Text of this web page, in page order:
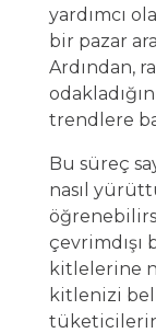
yardımcı
bir pazar
Ardından,
trendlere
Bu süreç
nasıl
çevrimdışı
kitlelerine
kitlenizi